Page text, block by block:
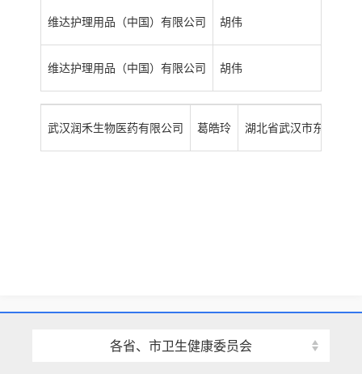
维达护理用品（中国）有限公司 胡伟
维达护理用品（中国）有限公司 胡伟
武汉润禾生物医药有限公司 葛皓玲 湖北省武汉市东西湖
各省、市卫生健康委员会